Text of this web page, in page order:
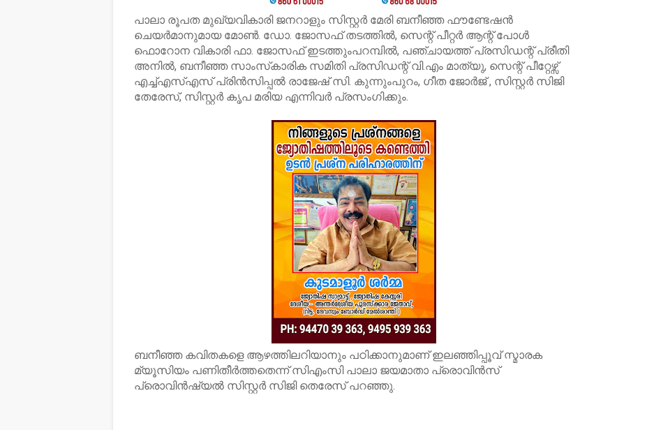
പാലാ രൂപത മുഖ്യവികാരി ജനറാളും സിസ്റ്റര്‍ മേരി ബനീഞ്ഞ ഫൗണ്ടേഷന്‍
ചെയര്‍മാനുമായ മോണ്‍. ഡോ. ജോസഫ് തടത്തില്‍, സെന്റ് പീറ്റര്‍ ആന്റ് പോള്‍
ഫൊറോന വികാരി ഫാ. ജോസഫ് ഇടത്തുംപറമ്പില്‍, പഞ്ചായത്ത് പ്രസിഡന്റ് പ്രീതി
അനില്‍, ബനീഞ്ഞ സാംസ്‌കാരിക സമിതി പ്രസിഡന്റ് വി.എം മാത്യു, സെന്റ് പീറ്റേഴ്സ്
എച്ച്എസ്എസ് പ്രിന്‍സിപ്പല്‍ രാജേഷ് സി. കുന്നുംപുറം, ഗീത ജോര്‍ജ് , സിസ്റ്റര്‍ സിജി
തേരേസ്, സിസ്റ്റര്‍ കൃപ മരിയ എന്നിവര്‍ പ്രസംഗിക്കും.
ബനീഞ്ഞ കവിതകളെ ആഴത്തിലറിയാനും പഠിക്കാനുമാണ് ഇലഞ്ഞിപ്പൂവ് സ്മാരക
മ്യൂസിയം പണിതീര്‍ത്തതെന്ന് സിഎംസി പാലാ ജയമാതാ പ്രൊവിന്‍സ്
പ്രൊവിന്‍ഷ്യല്‍ സിസ്റ്റര്‍ സിജി തെരേസ് പറഞ്ഞു.